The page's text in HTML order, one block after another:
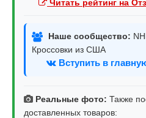
Читать рейтинг на
Наше сообщество:
Кроссовки из США
Вступить в
Реальные фото: Также
доставленных товаров: